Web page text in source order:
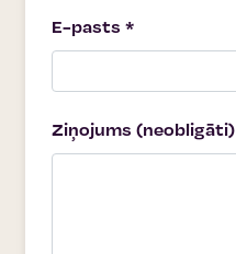
E-pasts *
Ziņojums (neobligāti)